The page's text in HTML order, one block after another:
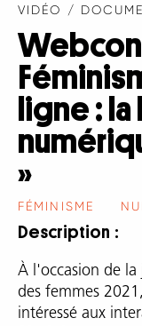
VIDÉO /
ligne :
»
FÉMINISME
Description
À l'occasion de
des femmes
intéressé aux